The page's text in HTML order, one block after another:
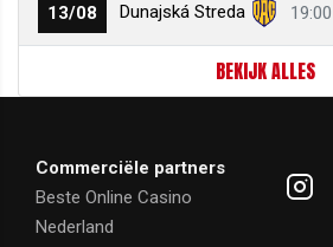
13/08 Dunajská Streda 19:00
BEKIJK ALLES
Commerciële partners
Beste Online Casino
Nederland